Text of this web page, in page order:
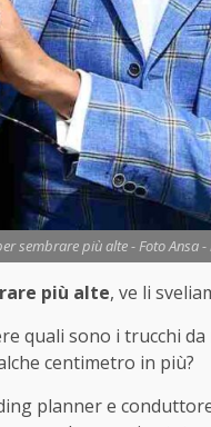
sembrare più alte - Foto Ansa
più alte, ve li
quali sono i trucchi
centimetro in più?
planner e